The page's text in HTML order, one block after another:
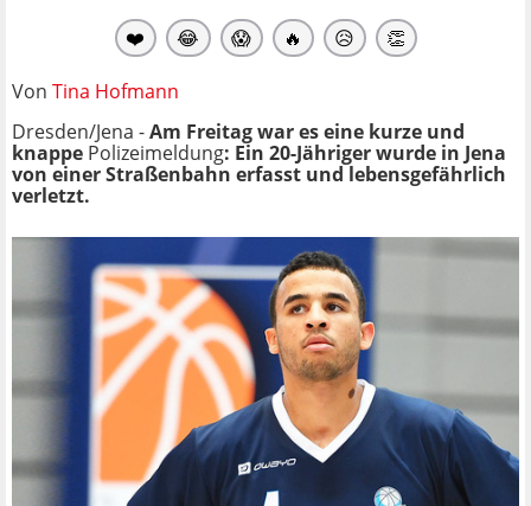
❤️ 😂 😱 🔥 😥 👏
Von Tina Hofmann
Dresden/Jena -Am Freitag war es eine kurze und
knappe Polizeimeldung: Ein 20-Jähriger wurde in Jena
von einer Straßenbahn erfasst und lebensgefährlich
verletzt.